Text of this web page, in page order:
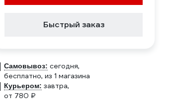
Быстрый заказ
Самовывоз: сегодня,
бесплатно, из 1 магазина
Курьером: завтра,
от 780 ₽